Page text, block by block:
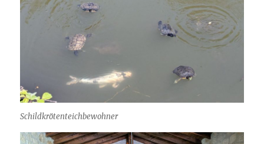
Schildkrötenteichbewohner